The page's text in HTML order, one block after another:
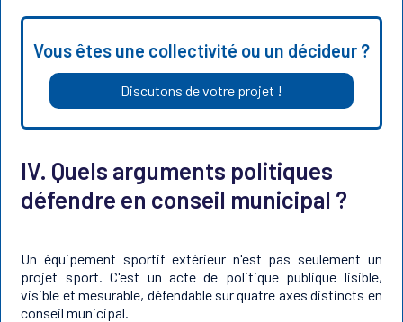
Vous êtes une collectivité ou un décideur ?
Discutons de votre projet !
IV. Quels arguments politiques
défendre en conseil municipal ?
Un équipement sportif extérieur n'est pas seulement un
projet sport. C'est un acte de politique publique lisible,
visible et mesurable, défendable sur quatre axes distincts en
conseil municipal.